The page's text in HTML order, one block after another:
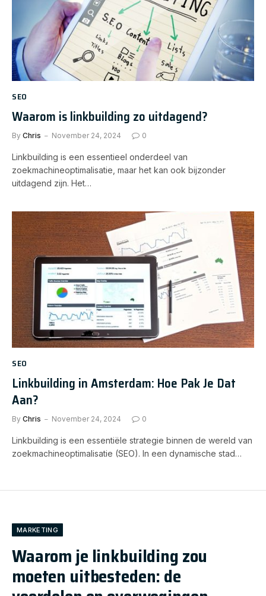
SEO
Waarom is linkbuilding zo uitdagend?
By Chris November 24, 2024 0
Linkbuilding is een essentieel onderdeel van
zoekmachineoptimalisatie, maar het kan ook bijzonder
uitdagend zijn. Het…
SEO
Linkbuilding in Amsterdam: Hoe Pak Je Dat
Aan?
By Chris November 24, 2024 0
Linkbuilding is een essentiële strategie binnen de wereld van
zoekmachineoptimalisatie (SEO). In een dynamische stad…
MARKETING
Waarom je linkbuilding zou
moeten uitbesteden: de